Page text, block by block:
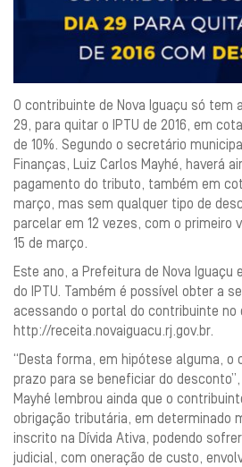
O contribuinte de Nova Iguaçu só tem
29, para quitar o IPTU de 2016, em
de 10%. Segundo o secretário
Finanças, Luiz Carlos Mayhé, haverá
pagamento do tributo, também em
março, mas sem qualquer tipo de
parcelar em 12 vezes, com o primeiro
15 de março.
Este ano, a Prefeitura de Nova Iguaçu
do IPTU. Também é possível obter a
acessando o portal do contribuinte no
http://receita.novaiguacu.rj.gov.br.
“Desta forma, em hipótese alguma, o
prazo para se beneficiar do desconto”,
Mayhé lembrou ainda que o
obrigação tributária, em determinado
inscrito na Dívida Ativa, podendo
judicial, com oneração de custo,